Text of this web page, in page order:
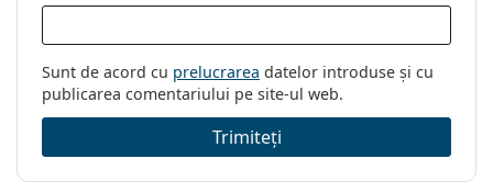
Sunt de acord cu prelucrarea datelor introduse și cu
publicarea comentariului pe site-ul web.
Trimiteți